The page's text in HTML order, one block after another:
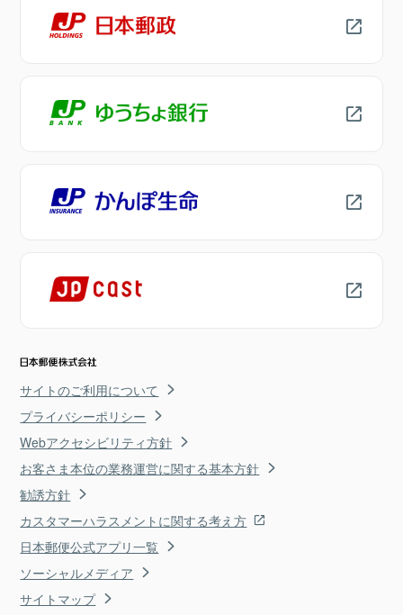
サイトのご利用について
プライバシーポリシー
Webアクセシビリティ方針
お客さま本位の業務運営に関する基本方針
勧誘方針
カスタマーハラスメントに関する考え方
日本郵便公式アプリ一覧
ソーシャルメディア
サイトマップ